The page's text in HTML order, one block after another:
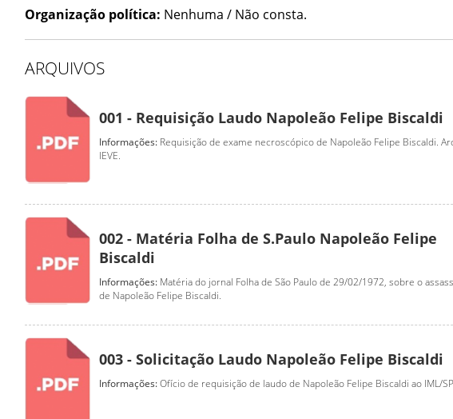
Organização política: Nenhuma / Não consta.
ARQUIVOS
001 - Requisição Laudo Napoleão Felipe Biscaldi
Informações: Requisição de exame necroscópico de Napoleão Felipe Biscaldi.
IEVE.
002 - Matéria Folha de S.Paulo Napoleão Felipe
Biscaldi
Informações: Matéria do jornal Folha de São Paulo de 29/02/1972, sobre o
de Napoleão Felipe Biscaldi.
003 - Solicitação Laudo Napoleão Felipe Biscaldi
Informações:Ofício de requisição de laudo de Napoleão Felipe Biscaldi ao IML/